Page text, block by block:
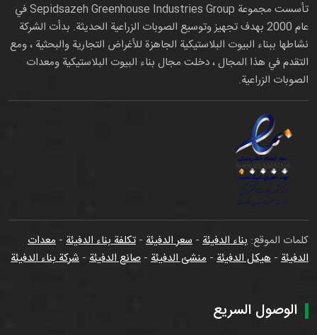
تأسست مجموعة Sepidsazeh Greenhouse Industries Group في
عام 2000 بهدف تجهيز وتوسيع الصوبات الزراعية الحديثة. بدأت الشركة
نشاطها ببناء البيوت البلاستيكية الجاهزة للأغراض التجارية والبحثية ، ومع
التقدم في هذا المجال ، دخلت مجال بناء البيوت البلاستيكية ومعدات
الصوبات الزراعية.
كلمات الموقع: بناء الدفيئة - سعر الدفيئة - تكلفة بناء الدفيئة - معدات
الدفيئة - هيكل الدفيئة - منشئ الدفيئة - صانع الدفيئة - شركة بناء الدفيئة
الوصول السريع